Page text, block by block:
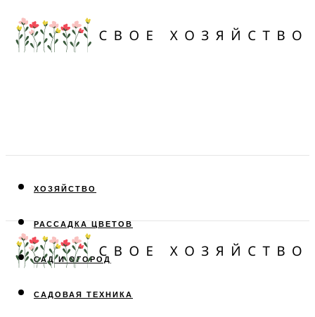
ХОЗЯЙСТВО
РАССАДКА ЦВЕТОВ
САД И ОГОРОД
САДОВАЯ ТЕХНИКА